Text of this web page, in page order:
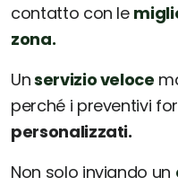
contatto con le
zona.
Unservizio veloce
perché i preventivi
personalizzati.
Non solo inviando un